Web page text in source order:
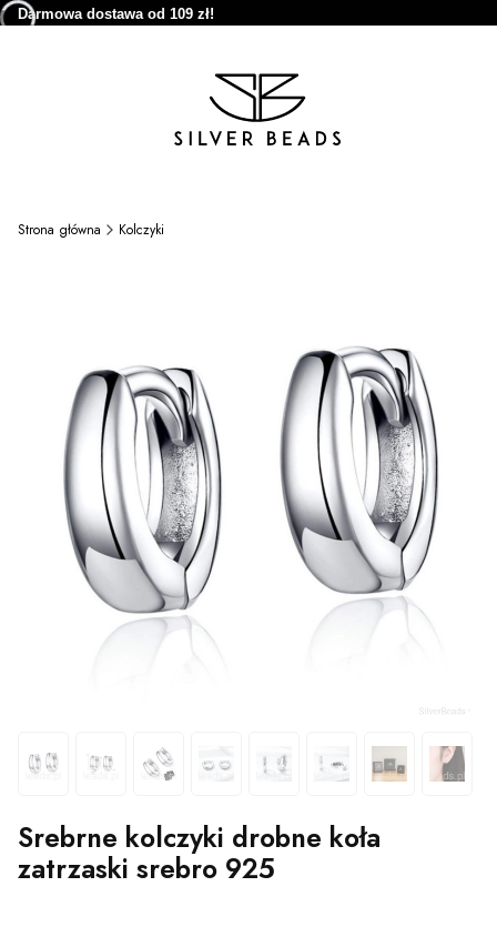
Darmowa dostawa od 109 zł!
Strona główna Kolczyki
Srebrne kolczyki drobne koła
zatrzaski srebro 925